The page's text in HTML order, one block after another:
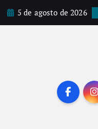
5 de agosto de 2026